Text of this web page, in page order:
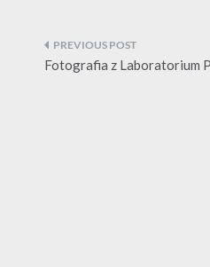
Nawigacja
wpisu
Fotografia z Laboratorium